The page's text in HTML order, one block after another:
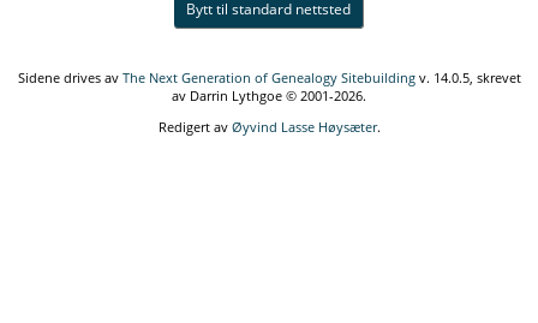
Bytt til standard nettsted
Sidene drives av The Next Generation of Genealogy Sitebuildingv. 14.0.5, skrevet
av Darrin Lythgoe © 2001-2026.
Redigert av Øyvind Lasse Høysæter.